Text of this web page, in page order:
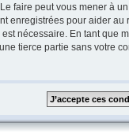
faire peut vous mener à
enregistrées pour aider
nécessaire. En tant
tierce partie sans votre